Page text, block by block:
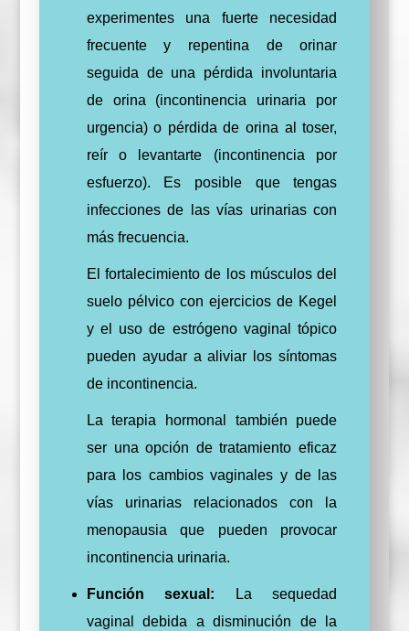
experimentes una fuerte necesidad
frecuente y repentina de orinar
seguida de una pérdida involuntaria
de orina (incontinencia urinaria por
urgencia) o pérdida de orina al toser,
reír o levantarte (incontinencia por
esfuerzo). Es posible que tengas
infecciones de las vías urinarias con
más frecuencia.
El fortalecimiento de los músculos del
suelo pélvico con ejercicios de Kegel
y el uso de estrógeno vaginal tópico
pueden ayudar a aliviar los síntomas
de incontinencia.
La terapia hormonal también puede
ser una opción de tratamiento eficaz
para los cambios vaginales y de las
vías urinarias relacionados con la
menopausia que pueden provocar
incontinencia urinaria.
Función sexual: La sequedad
vaginal debida a disminución de la